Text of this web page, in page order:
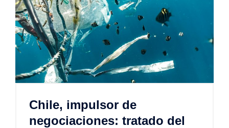
Chile, impulsor de
negociaciones: tratado del